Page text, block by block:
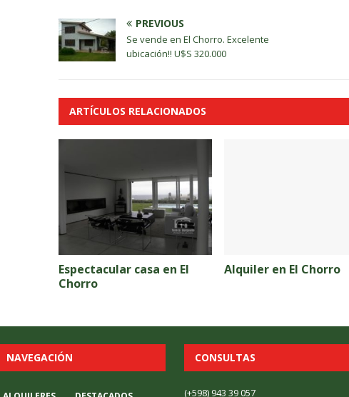
PREVIOUS
Se vende en El Chorro. Excelente
ubicación!! U$S 320.000
ARTÍCULOS RELACIONADOS
Espectacular casa en El
Chorro
Alquiler en El Chorro
NAVEGACIÓN CONSULTAS
(+598) 943 39 057